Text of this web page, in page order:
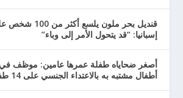
قنديل بحر ملون
إسبانيا: “قد يتحول الأمر إلى وباء”
أصغر ضحاياه طفلة عمرها عامين: موظف
أطفال مشتبه به بالاعتداء الجنسي على 14 طفل